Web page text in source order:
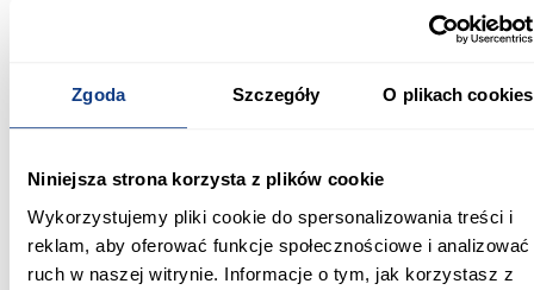
Zgoda Szczegóły O plikach cookies
Niniejsza strona korzysta z plików cookie
Wykorzystujemy pliki cookie do spersonalizowania treści i
reklam, aby oferować funkcje społecznościowe i analizować
ruch w naszej witrynie. Informacje o tym, jak korzystasz z
Szafka RTV Nicole 160 cm dąb craft łączy naturalny wygląd
wariantach sprawiają, że jest to praktyczny i estetyczny mebel do
Szerokość [cm]:
160.00